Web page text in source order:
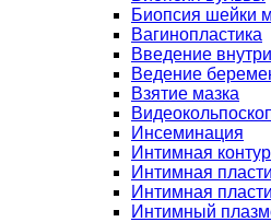
Биопсия шейки
Вагинопластика
Введение
Ведение
Взятие мазка
Инсеминация
Интимная
Интимная
Интимная
Интимный